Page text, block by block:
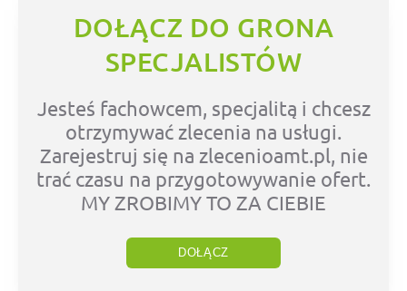
DOŁĄCZ DO GRONA
SPECJALISTÓW
Jesteś fachowcem, specjalitą i chcesz
otrzymywać zlecenia na usługi.
Zarejestruj się na zlecenioamt.pl, nie
trać czasu na przygotowywanie ofert.
MY ZROBIMY TO ZA CIEBIE
DOŁĄCZ